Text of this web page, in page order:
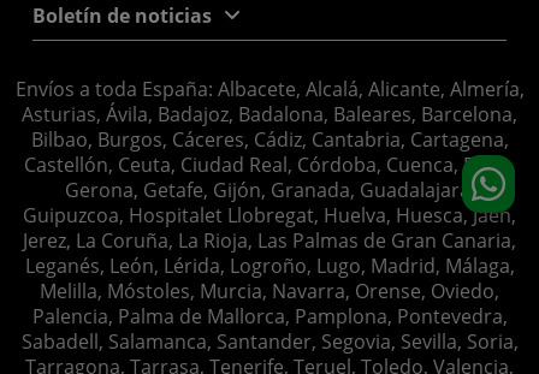
Boletín de noticias
Envíos a toda España: Albacete, Alcalá, Alicante, Almería,
Asturias, Ávila, Badajoz, Badalona, Baleares, Barcelona,
Bilbao, Burgos, Cáceres, Cádiz, Cantabria, Cartagena,
Castellón, Ceuta, Ciudad Real, Córdoba, Cuenca, Elche,
Gerona, Getafe, Gijón, Granada, Guadalajara,
Guipuzcoa, Hospitalet Llobregat, Huelva, Huesca, Jaén,
Jerez, La Coruña, La Rioja, Las Palmas de Gran Canaria,
Leganés, León, Lérida, Logroño, Lugo, Madrid, Málaga,
Melilla, Móstoles, Murcia, Navarra, Orense, Oviedo,
Palencia, Palma de Mallorca, Pamplona, Pontevedra,
Sabadell, Salamanca, Santander, Segovia, Sevilla, Soria,
Tarragona, Tarrasa, Tenerife, Teruel, Toledo, Valencia,